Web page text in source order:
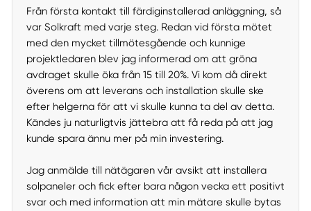
Från första kontakt till färdiginstallerad anläggning, så
var Solkraft med varje steg. Redan vid första mötet
med den mycket tillmötesgående och kunnige
projektledaren blev jag informerad om att gröna
avdraget skulle öka från 15 till 20%. Vi kom då direkt
överens om att leverans och installation skulle ske
efter helgerna för att vi skulle kunna ta del av detta.
Kändes ju naturligtvis jättebra att få reda på att jag
kunde spara ännu mer på min investering.
Jag anmälde till nätägaren vår avsikt att installera
solpaneler och fick efter bara någon vecka ett positivt
svar och med information att min mätare skulle bytas